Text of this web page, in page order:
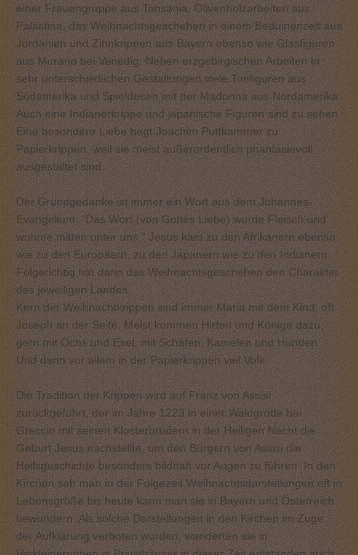
einer Frauengruppe aus Tansania, Olivenholzarbeiten aus
Palästina, das Weihnachtsgeschehen in einem Beduinenzelt aus
Jordanien und Zinnkrippen aus Bayern ebenso wie Glasfiguren
aus Murano bei Venedig. Neben erzgebirgischen Arbeiten in
sehr unterschiedlichen Gestaltungen viele Tonfiguren aus
Südamerika und Spieldosen mit der Madonna aus Nordamerika.
Auch eine Indianerkrippe und japanische Figuren sind zu sehen.
Eine besondere Liebe hegt Joachim Puttkammer zu
Papierkrippen, weil sie meist außerordentlich phantasievoll
ausgestaltet sind.
Der Grundgedanke ist immer ein Wort aus dem Johannes-
Evangelium: “Das Wort (von Gottes Liebe) wurde Fleisch und
wohnte mitten unter uns.“ Jesus kam zu den Afrikanern ebenso
wie zu den Europäern, zu den Japanern wie zu den Indianern.
Folgerichtig hat dann das Weihnachtsgeschehen den Charakter
des jeweiligen Landes.
Kern der Weihnachtkrippen sind immer Maria mit dem Kind, oft
Joseph an der Seite. Meist kommen Hirten und Könige dazu,
gern mit Ochs und Esel, mit Schafen, Kamelen und Hunden.
Und dann vor allem in der Papierkrippen viel Volk.
Die Tradition der Krippen wird auf Franz von Assisi
zurückgeführt, der im Jahre 1223 in einer Waldgrotte bei
Greccio mit seinen Klosterbrüdern in der Heiligen Nacht die
Geburt Jesus nachstellte, um den Bürgern von Assisi die
Heilsgeschichte besonders bildhaft vor Augen zu führen. In den
Kirchen sah man in der Folgezeit Weihnachtsdarstellungen oft in
Lebensgröße bis heute kann man sie in Bayern und Österreich
bewundern. Als solche Darstellungen in den Kirchen im Zuge
der Aufklärung verboten wurden, wanderten sie in